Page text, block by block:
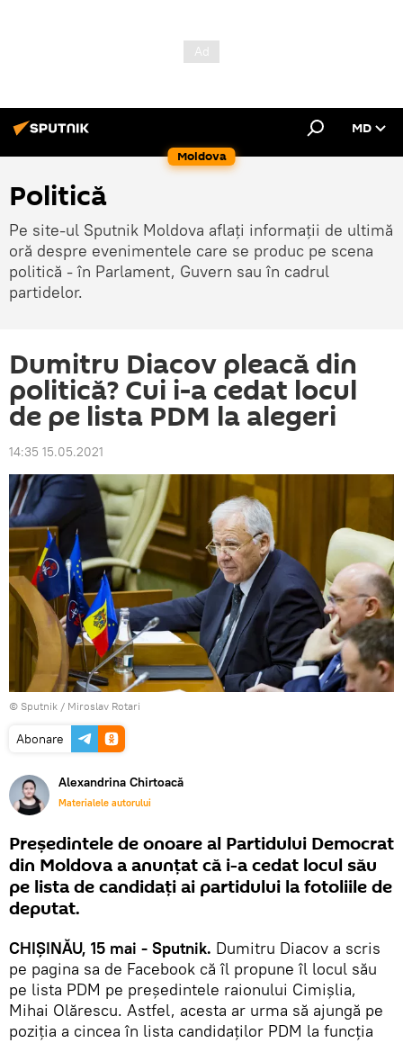
Moldova
MD
Politică
Pe site-ul Sputnik Moldova aflați informații de ultimă
oră despre evenimentele care se produc pe scena
politică - în Parlament, Guvern sau în cadrul
partidelor.
Dumitru Diacov pleacă din
politică? Cui i-a cedat locul
de pe lista PDM la alegeri
14:35 15.05.2021
© Sputnik / Miroslav Rotari
Abonare
Alexandrina Chirtoacă
Materialele autorului
Președintele de onoare al Partidului Democrat
din Moldova a anunțat că i-a cedat locul său
pe lista de candidați ai partidului la fotoliile de
deputat.
CHIȘINĂU, 15 mai - Sputnik. Dumitru Diacov a scris
pe pagina sa de Facebook că îl propune îl locul său
pe lista PDM pe președintele raionului Cimișlia,
Mihai Olărescu. Astfel, acesta ar urma să ajungă pe
poziția a cincea în lista candidaților PDM la funcția